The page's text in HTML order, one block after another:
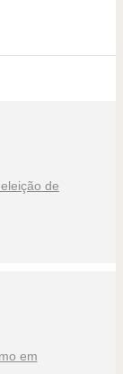
de
em